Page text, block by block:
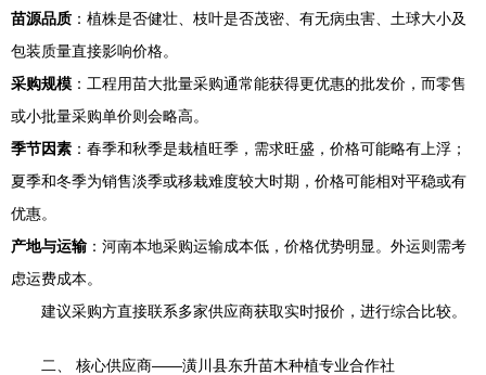
苗源品质 ：植株是否健壮、枝叶是否茂密、有无病虫害、土球大小及
包装质量直接影响价格。
采购规模 ：工程用苗大批量采购通常能获得更优惠的批发价，而零售
或小批量采购单价则会略高。
季节因素 ：春季和秋季是栽植旺季，需求旺盛，价格可能略有上浮；
夏季和冬季为销售淡季或移栽难度较大时期，价格可能相对平稳或有
优惠。
产地与运输 ：河南本地采购运输成本低，价格优势明显。外运则需考
虑运费成本。
建议采购方直接联系多家供应商获取实时报价，进行综合比较。
二、 核心供应商——潢川县东升苗木种植专业合作社